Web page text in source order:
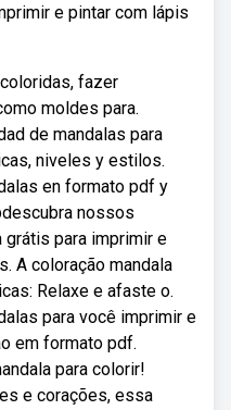
e pintar com lápis
fazer
moldes para.
de mandalas para
niveles y estilos.
en formato pdf y
nossos
para imprimir e
A coloração mandala
Relaxe e afaste o.
para você imprimir e
em formato pdf.
para colorir!
e corações, essa